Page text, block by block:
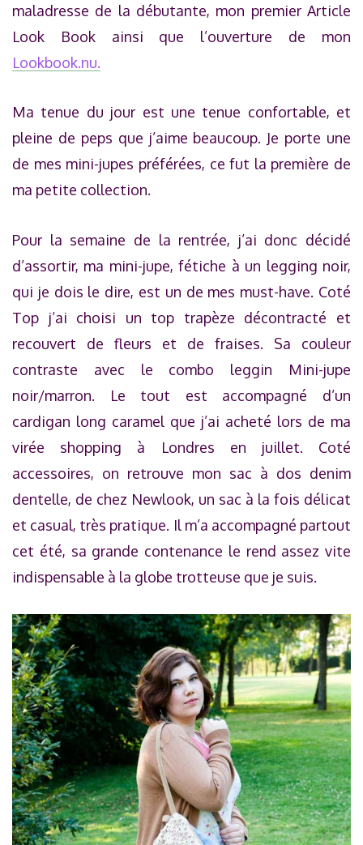
maladresse de la débutante, mon premier Article
Look Book ainsi que l’ouverture de mon
Lookbook.nu.
Ma tenue du jour est une tenue confortable, et
pleine de peps que j’aime beaucoup. Je porte une
de mes mini-jupes préférées, ce fut la première de
ma petite collection.
Pour la semaine de la rentrée, j’ai donc décidé
d’assortir, ma mini-jupe, fétiche à un legging noir,
qui je dois le dire, est un de mes must-have. Coté
Top j’ai choisi un top trapèze décontracté et
recouvert de fleurs et de fraises. Sa couleur
contraste avec le combo leggin Mini-jupe
noir/marron. Le tout est accompagné d’un
cardigan long caramel que j’ai acheté lors de ma
virée shopping à Londres en juillet. Coté
accessoires, on retrouve mon sac à dos denim
dentelle, de chez Newlook, un sac à la fois délicat
et casual, très pratique. Il m’a accompagné partout
cet été, sa grande contenance le rend assez vite
indispensable à la globe trotteuse que je suis.